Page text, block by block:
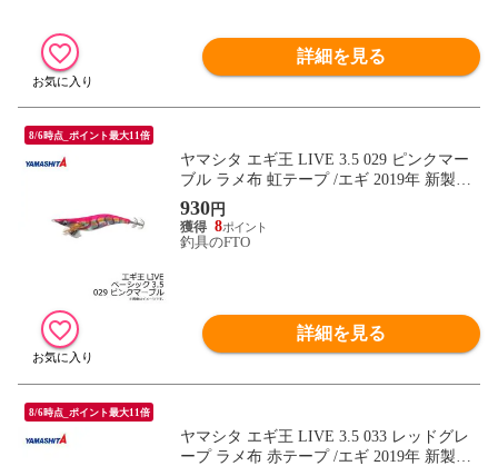
詳細を見る
8/6時点_ポイント最大11倍
ヤマシタ エギ王 LIVE 3.5 029 ピンクマー
ブル ラメ布 虹テープ /エギ 2019年 新製品
エギング 定番 アオリイカ エギ王 ライブ
930円
8
釣具のFTO
詳細を見る
8/6時点_ポイント最大11倍
ヤマシタ エギ王 LIVE 3.5 033 レッドグレ
ープ ラメ布 赤テープ /エギ 2019年 新製品